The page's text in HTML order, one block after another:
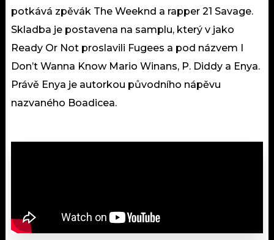
potkává zpěvák The Weeknd a rapper 21 Savage.
Skladba je postavena na samplu, který v jako
Ready Or Not proslavili Fugees a pod názvem I
Don’t Wanna Know Mario Winans, P. Diddy a Enya.
Právě Enya je autorkou původního nápěvu
nazvaného Boadicea.